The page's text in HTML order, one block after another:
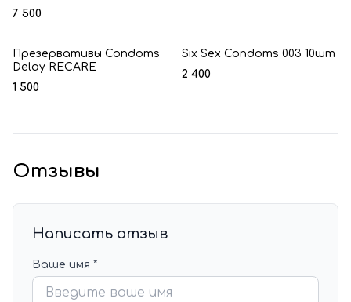
7 500
Презервативы Condoms
Delay RECARE
1 500
Six Sex Condoms 003 10шт
2 400
Отзывы
Написать отзыв
Ваше имя *